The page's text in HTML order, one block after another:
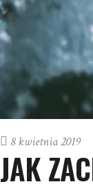
8 kwietnia 2019
JAK